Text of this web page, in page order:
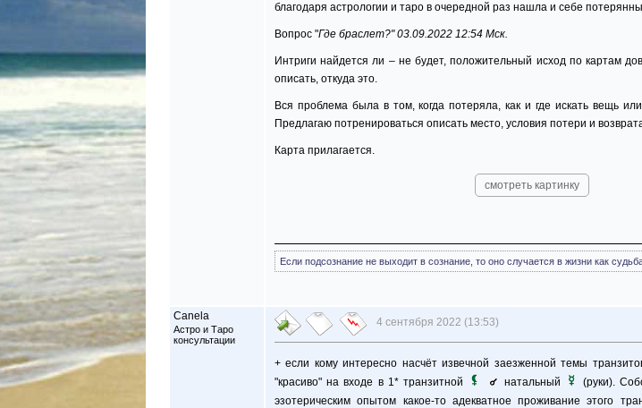
благодаря астрологии и таро в очередной раз нашла и себе
Вопрос "Где браслет?" 03.09.2022 12:54 Мск.
Интриги найдется ли – не будет, положительный исход по картам
описать, откуда это.
Вся проблема была в том, когда потеряла, как и где искать вещь
Предлагаю потренироваться описать место, условия потери и
Карта прилагается.
смотреть картинку
Если подсознание не выходит в сознание, то оно случается в жизни как
Canela
Астро и Таро
консультации
4 сентября 2022 (13:53)
+ если кому интересно насчёт извечной заезженной темы
"красиво" на входе в 1* транзитной
натальный
(руки).
эзотерическим опытом какое-то адекватное проживание этого